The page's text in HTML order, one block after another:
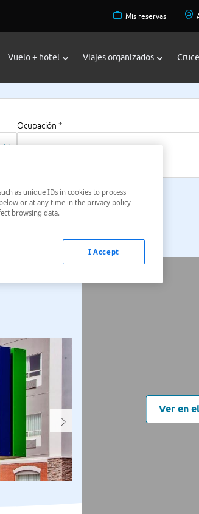
Mis reservas
Vuelo + hotel Viajes organizados
Ocupación *
Ver en
as unique IDs in cookies to process
or at any time in the privacy policy
browsing data.
I Accept